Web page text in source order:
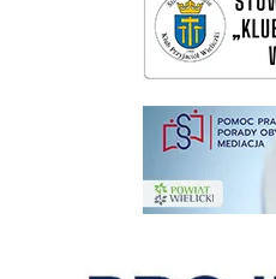
pomoc prawna wieliczka